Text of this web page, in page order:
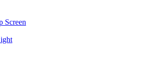
Screen